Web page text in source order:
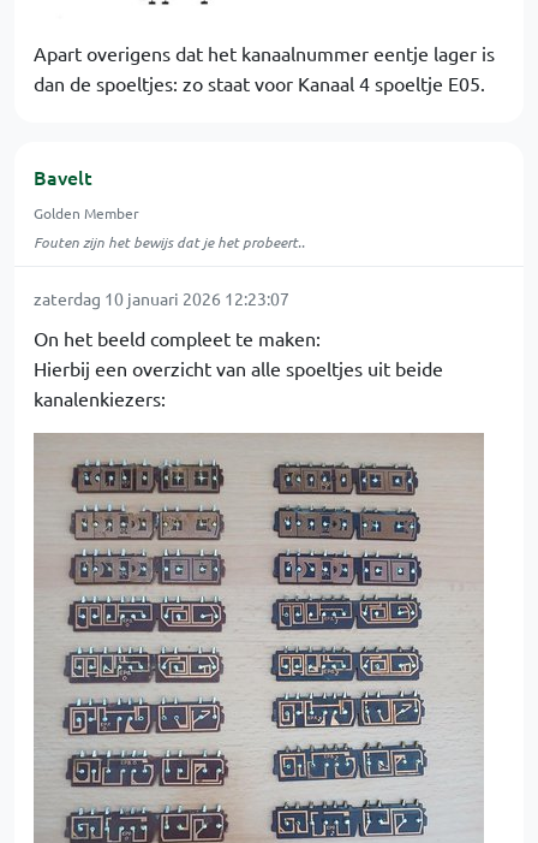
Apart overigens dat het kanaalnummer eentje lager is
dan de spoeltjes: zo staat voor Kanaal 4 spoeltje E05.
Bavelt
Golden Member
Fouten zijn het bewijs dat je het probeert..
zaterdag 10 januari 2026 12:23:07
On het beeld compleet te maken:
Hierbij een overzicht van alle spoeltjes uit beide
kanalenkiezers: